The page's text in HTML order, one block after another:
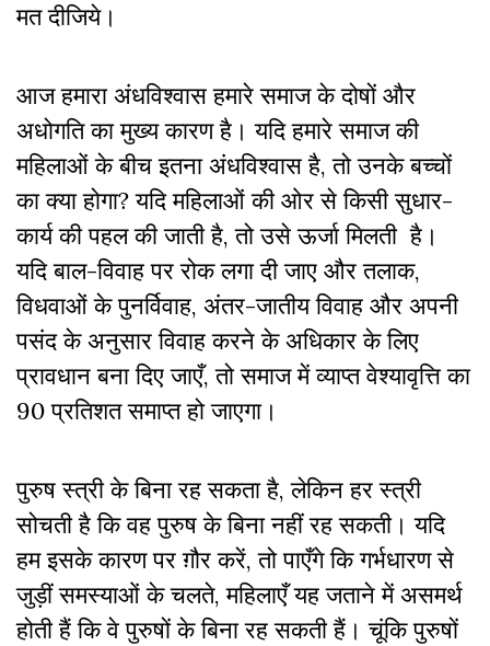
मत दीजिये।
आज हमारा अंधविश्वास हमारे समाज के दोषों और
अधोगति का मुख्य कारण है। यदि हमारे समाज की
महिलाओं के बीच इतना अंधविश्वास है, तो उनके बच्चों
का क्या होगा? यदि महिलाओं की ओर से किसी सुधार-
कार्य की पहल की जाती है, तो उसे ऊर्जा मिलती है।
यदि बाल-विवाह पर रोक लगा दी जाए और तलाक,
विधवाओं के पुनर्विवाह, अंतर-जातीय विवाह और अपनी
पसंद के अनुसार विवाह करने के अधिकार के लिए
प्रावधान बना दिए जाएँ, तो समाज में व्याप्त वेश्यावृत्ति का
90 प्रतिशत समाप्त हो जाएगा।
पुरुष स्त्री के बिना रह सकता है, लेकिन हर स्त्री
सोचती है कि वह पुरुष के बिना नहीं रह सकती। यदि
हम इसके कारण पर ग़ौर करें, तो पाएँगे कि गर्भधारण से
जुड़ीं समस्याओं के चलते, महिलाएँ यह जताने में असमर्थ
होती हैं कि वे पुरुषों के बिना रह सकती हैं। चूंकि पुरुषों